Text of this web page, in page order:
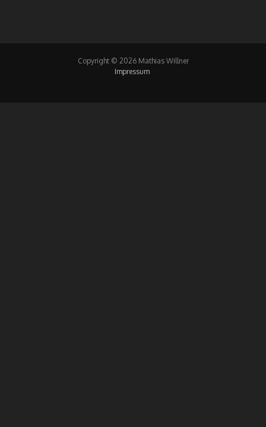
Copyright © 2026 Mathias Willner
Impressum